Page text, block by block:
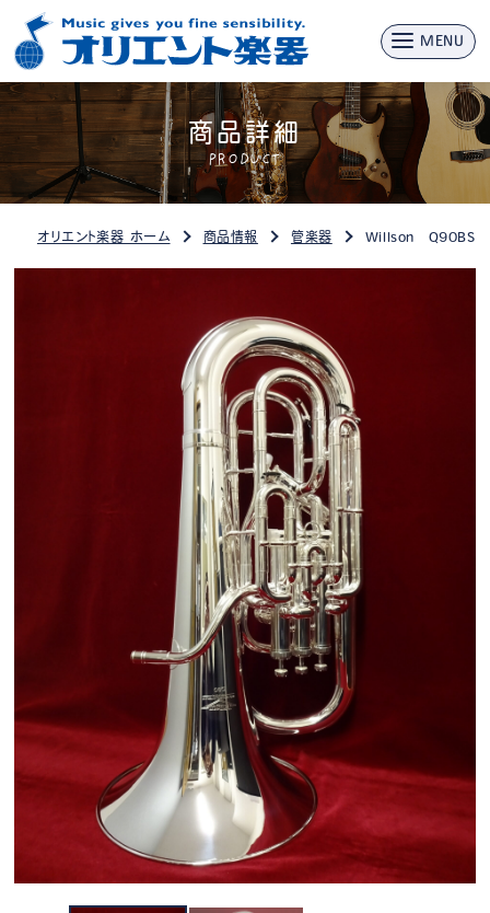
MENU
商品詳細
PRODUCT
オリエント楽器 ホーム 商品情報 管楽器 Willson Q90BS